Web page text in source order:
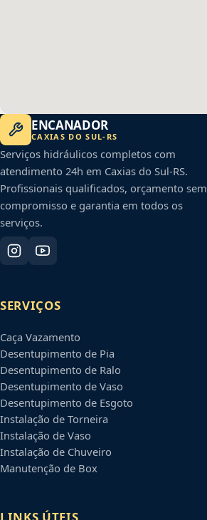
ENCANADOR
CAXIAS DO SUL- RS
Serviços hidráulicos completos com
atendimento 24h em Caxias do Sul-RS.
Profissionais qualificados, orçamento sem
compromisso e garantia em todos os
serviços.
SERVIÇOS
Caça Vazamento
Desentupimento de Pia
Desentupimento de Ralo
Desentupimento de Vaso
Desentupimento de Esgoto
Instalação de Torneira
Instalação de Vaso
Instalação de Chuveiro
Manutenção de Box
LINKS ÚTEIS